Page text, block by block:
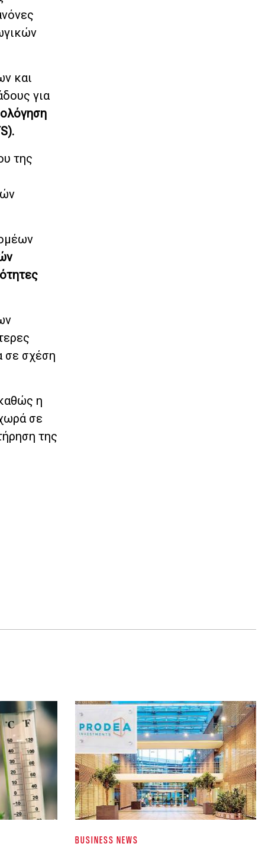
και
για
της
σε σχέση
η
σε
της
BUSINESS NEWS